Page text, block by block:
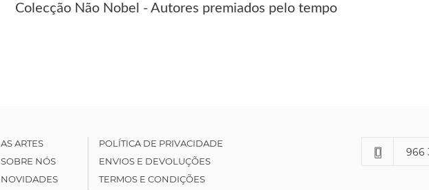
Colecção Não Nobel - Autores premiados pelo tempo
AS ARTES
SOBRE NÓS
NOVIDADES
POLÍTICA DE PRIVACIDADE
ENVIOS E DEVOLUÇÕES
TERMOS E CONDIÇÕES
966